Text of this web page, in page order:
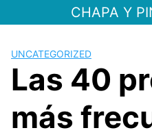
al
CHAPA Y
UNCATEGORIZED
Las 40
más